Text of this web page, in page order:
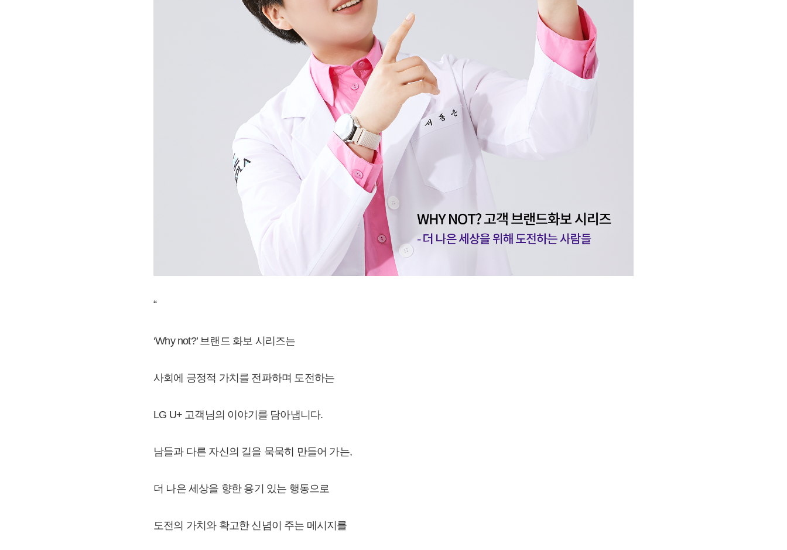
“
‘Why not?’ 브랜드 화보 시리즈는
사회에 긍정적 가치를 전파하며 도전하는
LG U+ 고객님의 이야기를 담아냅니다.
남들과 다른 자신의 길을 묵묵히 만들어 가는,
더 나은 세상을 향한 용기 있는 행동으로
도전의 가치와 확고한 신념이 주는 메시지를